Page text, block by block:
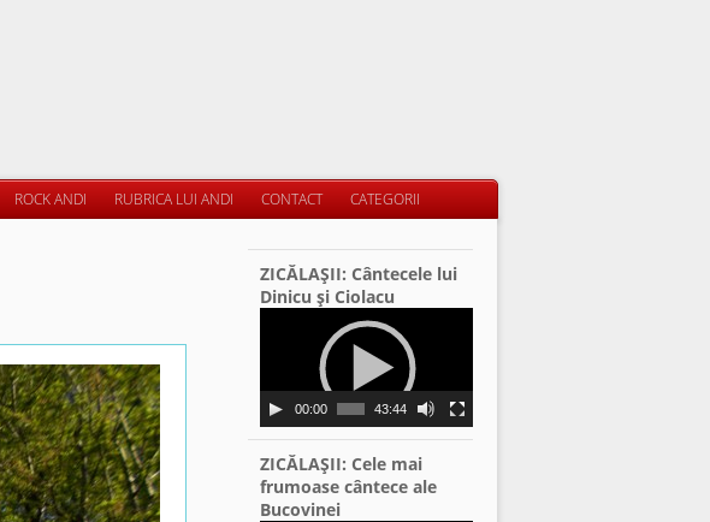
ROCK ANDI RUBRICA LUI ANDI CONTACT CATEGORII
ZICĂLAŞII: Cântecele lui
Dinicu şi Ciolacu
00:00 43:44
ZICĂLAŞII: Cele mai
frumoase cântece ale
Bucovinei